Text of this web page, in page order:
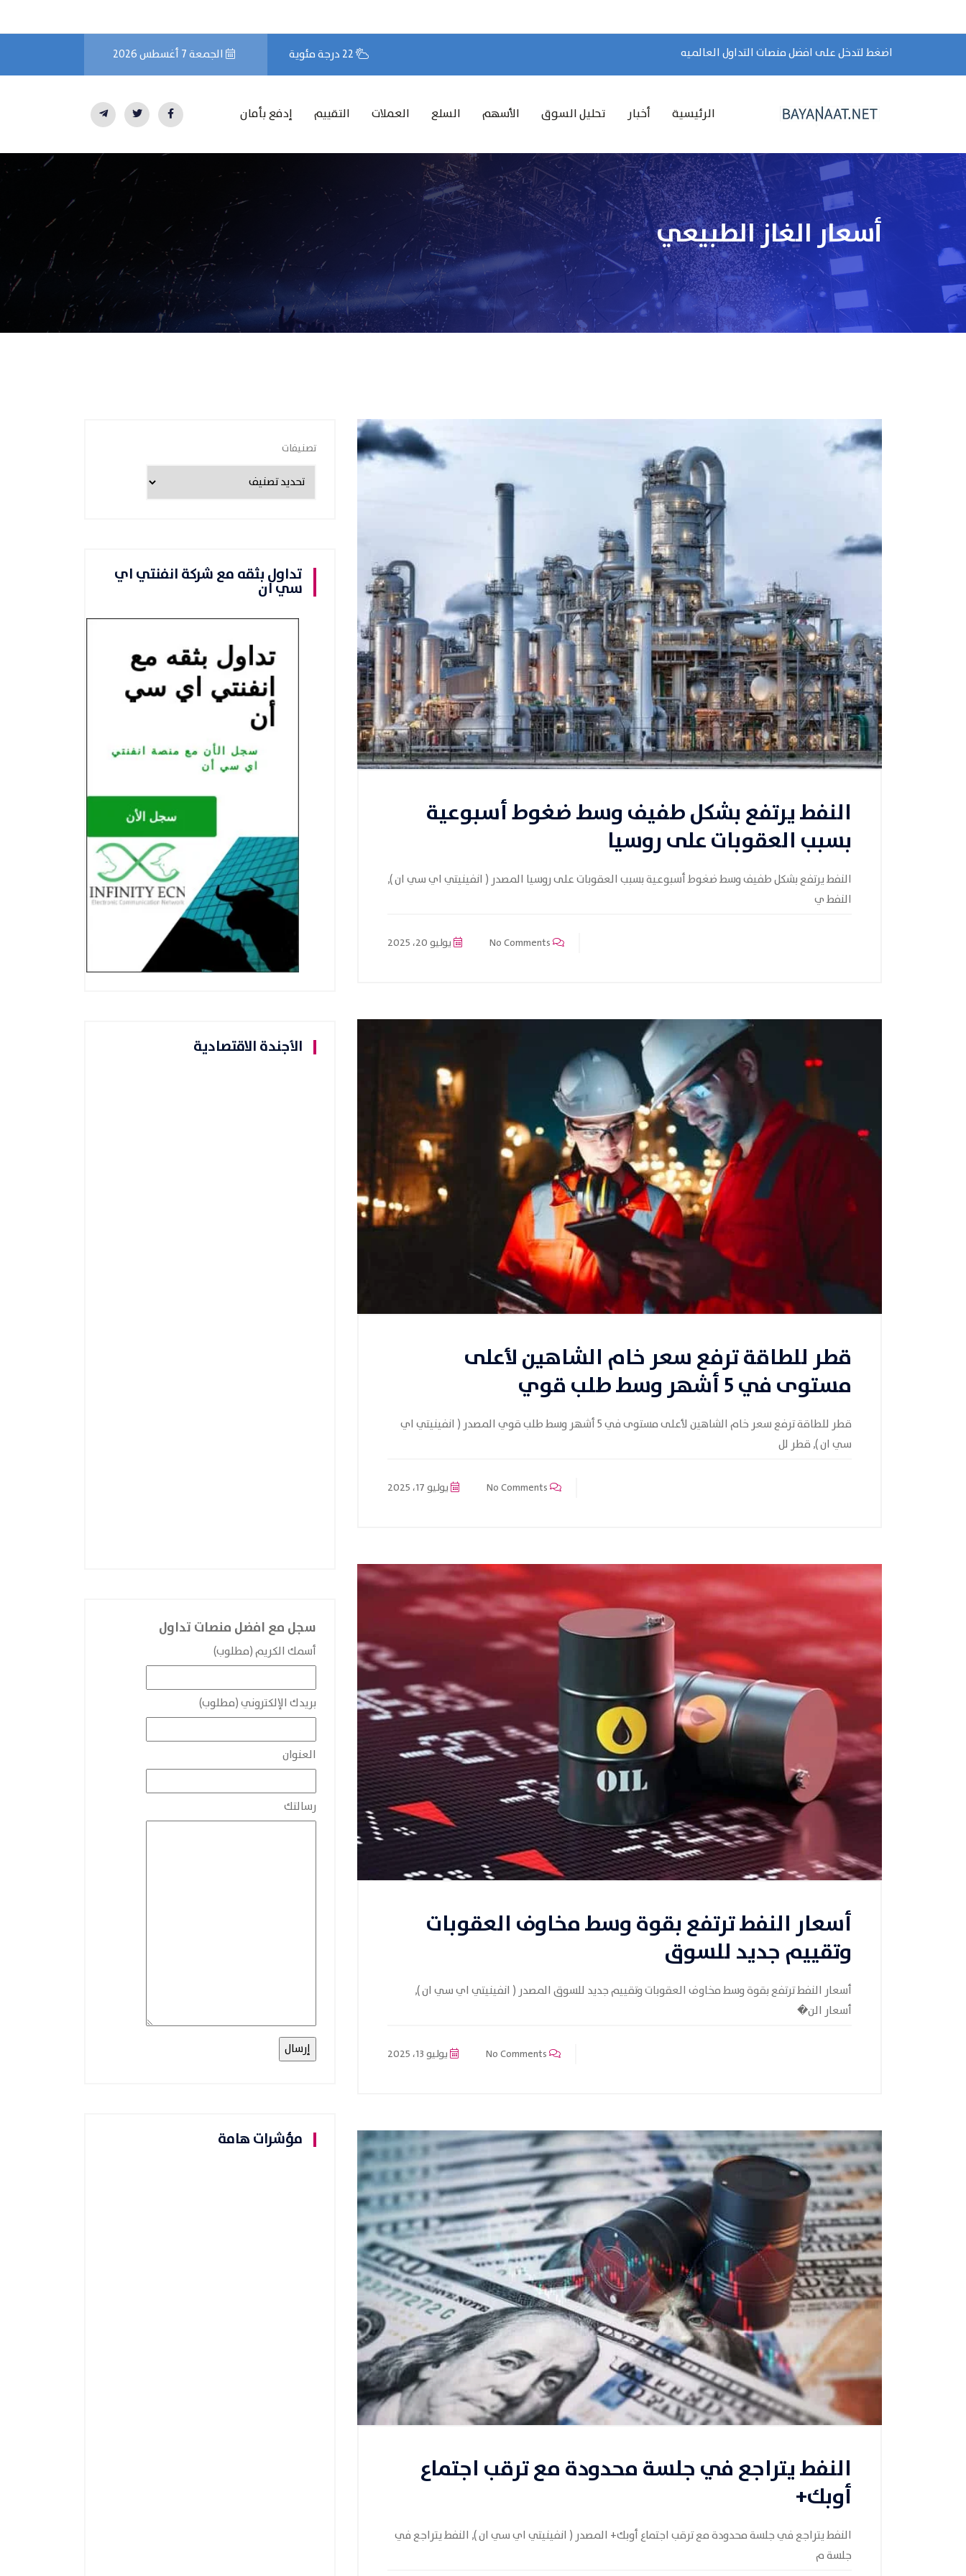
اضغط لتدخل على افضل منصات التداول العالميه 22 درجة مئوية الجمعة 7 أغسطس 2026
الرئيسية أخبار تحليل السوق الأسهم السلع العملات التقييم إدفع بأمان
أسعار الغاز الطبيعي
النفط يرتفع بشكل طفيف وسط ضغوط أسبوعية
بسبب العقوبات على روسيا
النفط يرتفع بشكل طفيف وسط ضغوط أسبوعية بسبب العقوبات على روسيا المصدر ( انفينيتي اي سي ان ),
النفط ي
يوليو 20، 2025
قطر للطاقة ترفع سعر خام الشاهين لأعلى
مستوى في 5 أشهر وسط طلب قوي
قطر للطاقة ترفع سعر خام الشاهين لأعلى مستوى في 5 أشهر وسط طلب قوي المصدر ( انفينيتي اي
سي ان ), قطر لل
يوليو 17، 2025
أسعار النفط ترتفع بقوة وسط مخاوف العقوبات
وتقييم جديد للسوق
أسعار النفط ترتفع بقوة وسط مخاوف العقوبات وتقييم جديد للسوق المصدر ( انفينيتي اي سي ان ),
أسعار الن�
يوليو 13، 2025
النفط يتراجع في جلسة محدودة مع ترقب اجتماع
أوبك+
النفط يتراجع في جلسة محدودة مع ترقب اجتماع أوبك+ المصدر ( انفينيتي اي سي ان ), النفط يتراجع في
جلسة م
تصنيفات
تداول بثقه مع شركة انفنتي اي
سي ان
الأجندة الاقتصادية
سجل مع افضل منصات تداول
أسمك الكريم (مطلوب)
بريدك الإلكتروني (مطلوب)
العنوان
رسالتك
مؤشرات هامة